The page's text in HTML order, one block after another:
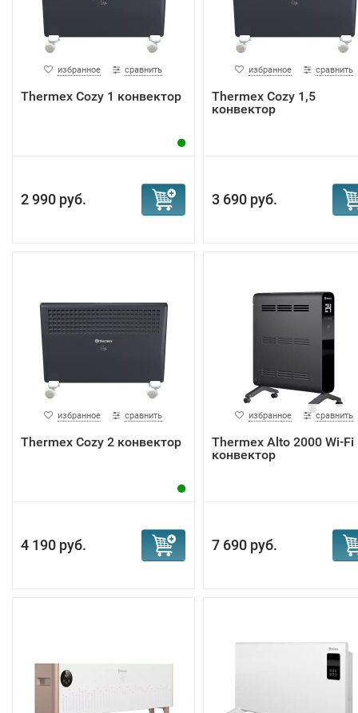
избранное сравнить
Тhermex Cozy 1 конвектор
2 990 руб.
избранное сравнить
Тhermex Cozy 1,5
конвектор
3 690 руб.
избранное сравнить
Тhermex Cozy 2 конвектор
4 190 руб.
избранное сравнить
Тhermex Alto 2000 Wi-Fi
конвектор
7 690 руб.